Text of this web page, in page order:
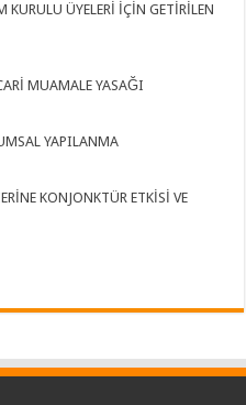
KURULU ÜYELERİ İÇİN GETİRİLEN
MUAMALE YASAĞI
YAPILANMA
KONJONKTÜR ETKİSİ VE